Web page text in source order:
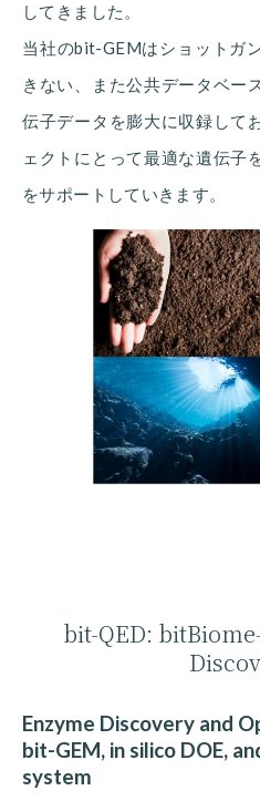
してきました。
当社のbit-GEMはショットガ
きない、また公共データベー
伝子データを膨大に収録して
ェクトにとって最適な遺伝子
をサポートしていきます。
bit-QED:
Enzyme Discovery and
bit-GEM, in silico DOE,
system